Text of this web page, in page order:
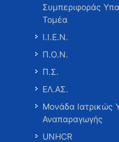
Συμπεριφοράς
Τομέα
Ι.Ι.Ε.Ν.
Π.Ο.Ν.
Π.Σ.
ΕΛ.ΑΣ.
Μονάδα Ιατρικώς
Αναπαραγωγής
UNHCR